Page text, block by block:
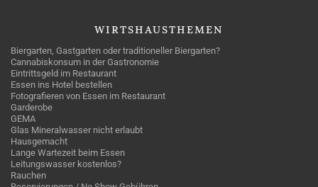
WIRTSHAUSTHEMEN
Biergarten, Gastgarten oder traditioneller Biergarten?
Cannabiskonsum in der Gastronomie
Eintrittsgeld im Restaurant
Essen ins Hotel bestellen
Fotografieren von Essen im Restaurant
Garderobe
GEMA
Glas Mineralwasser nicht erlaubt
Hausgemacht
Lange Wartezeit beim Essen
Leitungswasser kostenlos?
Rauchen